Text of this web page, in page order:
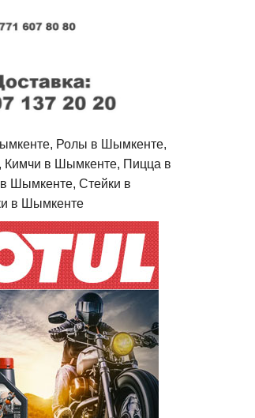
Ролы в Шымкенте,
Кимчи в Шымкенте, Пицца в
Шымкенте, Стейки в
в Шымкенте